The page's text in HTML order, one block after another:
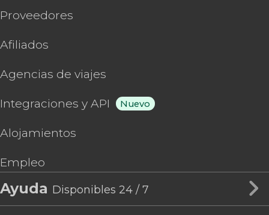
Proveedores
Afiliados
Agencias de viajes
Integraciones y API Nuevo
Alojamientos
Empleo
Ayuda Disponibles 24 / 7